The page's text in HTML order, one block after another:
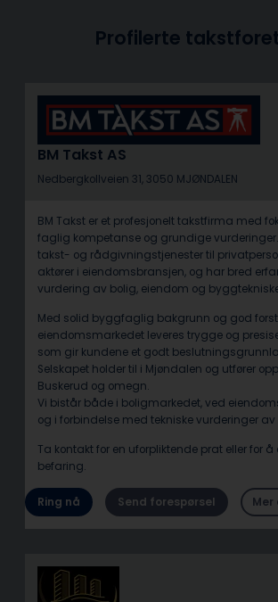
Profilerte
BM Takst AS
Nedbergkollveien 31, 3050 MJØNDALEN
BM Takst er et profesjonelt takstfirma med
faglig kompetanse og grundige
takst- og rådgivningstjenester til
aktører i eiendomsbransjen, og har bred
vurdering av bolig, eiendom og
Med solid byggfaglig bakgrunn og god
eiendomsmarkedet leveres trygge og
som gir kundene et godt
Selskapet holder til i Mjøndalen og utfører
Buskerud og omegn.
Vi bistår både i boligmarkedet, ved
og i forbindelse med tekniske vurderinger
Ta kontakt for en uforpliktende prat eller for
befaring.
Ring nå Send forespørsel Mer